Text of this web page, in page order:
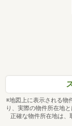
※地図上に表示される物
り、実際の物件所在地
正確な物件所在地は、